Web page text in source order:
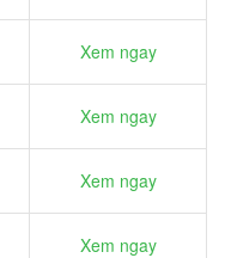
Xem ngay
Xem ngay
Xem ngay
Xem ngay